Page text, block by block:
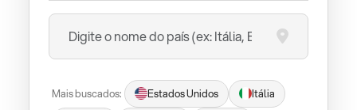
Mais buscados: Estados Unidos
Itália